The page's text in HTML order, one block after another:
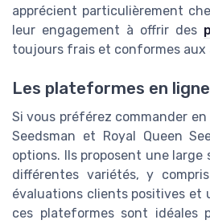
apprécient particulièrement
leur engagement à offrir des
toujours frais et conformes
Les plateformes en
Si vous préférez commander
Seedsman et Royal Queen
options. Ils proposent une large
différentes variétés, y
évaluations clients positives et
ces plateformes sont idéales